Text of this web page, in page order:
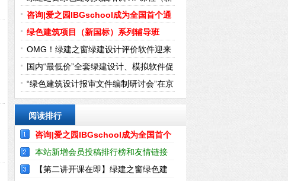
国标）正式拉开序幕（上海站）
咨询|爱之园IBGschool成为全国首个通
过LEED V4认证的学校项目
绿色建筑项目（新国标）系列辅导班
（上海站）
OMG！绿建之窗绿建设计评价软件迎来
全国前十民营合作伙伴！
国内“最低价”全套绿建设计、模拟软件促
销方案
“绿色建筑设计报审文件编制研讨会”在京
盛大召开
阅读排行
咨询|爱之园IBGschool成为全国首个
通过LEED V4认证的学校项目
本站新增会员投稿排行榜和友情链接
直接申请【第二讲开课在即】绿建之窗绿色建